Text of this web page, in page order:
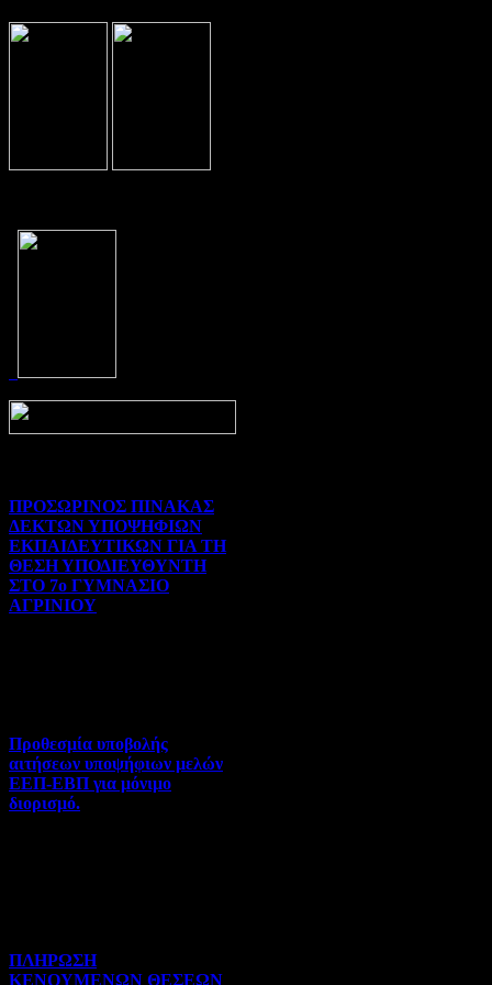
ΠΡΟΣΩΡΙΝΟΣ ΠΙΝΑΚΑΣ
ΔΕΚΤΩΝ ΥΠΟΨΗΦΙΩΝ
ΕΚΠΑΙΔΕΥΤΙΚΩΝ ΓΙΑ ΤΗ
ΘΕΣΗ ΥΠΟΔΙΕΥΘΥΝΤΗ
ΣΤΟ 7ο ΓΥΜΝΑΣΙΟ
ΑΓΡΙΝΙΟΥ
Προθεσμία υποβολής
αιτήσεων υποψήφιων μελών
ΕΕΠ-ΕΒΠ για μόνιμο
διορισμό.
ΠΛΗΡΩΣΗ
ΚΕΝΟΥΜΕΝΩΝ ΘΕΣΕΩΝ